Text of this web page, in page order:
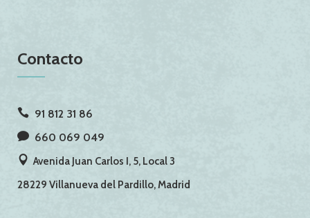
Contacto
91 812 31 86
660 069 049
Avenida Juan Carlos I, 5, Local 3
28229 Villanueva del Pardillo, Madrid